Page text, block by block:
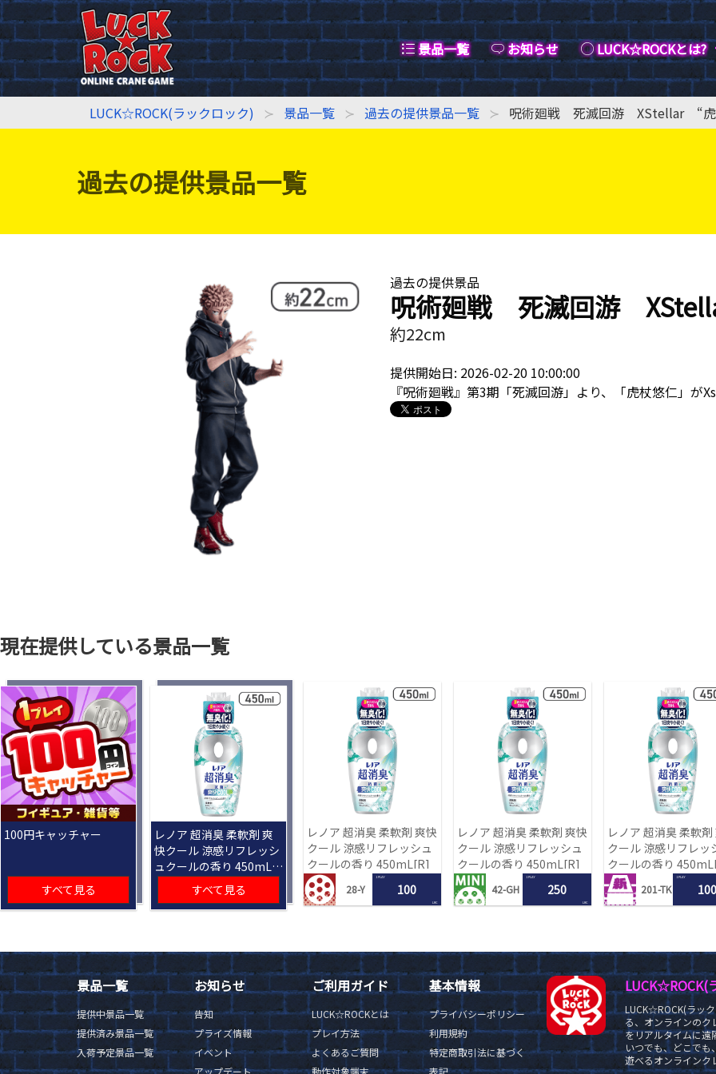
景品一覧 お知らせ LUCK☆ROCKとは?
LUCK☆ROCK(ラックロック) 景品一覧 過去の提供景品一覧 呪術廻戦 死滅回游 XStellar “虎
過去の提供景品一覧
過去の提供景品
呪術廻戦 死滅回游
約22cm
提供開始日: 2026-02-20 10:00:00
『呪術廻戦』第3期「死滅回游」より、「虎杖悠仁」が
現在提供している景品一覧
100円キャッチャー
すべて見る
レノア 超消臭 柔軟剤 爽
快クール 涼感リフレッシ
ュクールの香り 450mL
すべて見る
レノア 超消臭 柔軟剤 爽快
クール 涼感リフレッシュ
クールの香り 450mL[R]
28-Y
1 PLAY
100
LRC
レノア 超消臭 柔軟剤 爽快
クール 涼感リフレッシュ
クールの香り 450mL[R]
42-GH
1 PLAY
250
LRC
レノア 超消臭 柔軟剤
クール 涼感リフレッ
クールの香り
201-TK
1 PLAY
100
景品一覧
提供中景品一覧
提供済み景品一覧
入荷予定景品一覧
お知らせ
告知
プライズ情報
イベント
アップデート
ご利用ガイド
LUCK☆ROCKとは
プレイ方法
よくあるご質問
動作対象端末
基本情報
プライバシーポリシー
利用規約
特定商取引法に基づく
表記
LUCK☆ROCK(
LUCK☆ROCK(ラッ
る、オンラインのク
をリアルタイムに遠
いつでも、どこでも
遊べるオンラインク